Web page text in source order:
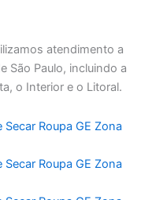
atendimento a
São Paulo, incluindo a
o Interior e o Litoral.
Roupa GE Zona
Roupa GE Zona